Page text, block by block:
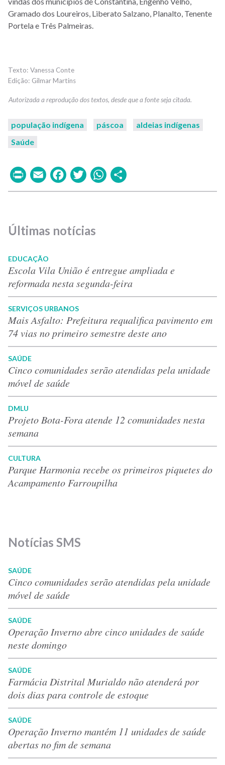
Gramado dos Loureiros, Liberato Salzano, Planalto, Tenente
Portela e Três Palmeiras.
Vanessa Conte
Gilmar Martins
população indígena páscoa
aldeias indígenas
Saúde
PrintEmailFacebook
TwitterWhatsApp
Últimas notícias
EDUCAÇÃO
Escola Vila União é entregue ampliada e
reformada nesta segunda-feira
SERVIÇOS URBANOS
Mais Asfalto: Prefeitura requalifica pavimento em
74 vias no primeiro semestre deste ano
SAÚDE
Cinco comunidades serão atendidas pela unidade
móvel de saúde
DMLU
Projeto Bota-Fora atende 12 comunidades nesta
semana
CULTURA
Parque Harmonia recebe os primeiros piquetes do
Acampamento Farroupilha
Notícias SMS
SAÚDE
Cinco comunidades serão atendidas pela unidade
móvel de saúde
SAÚDE
Operação Inverno abre cinco unidades de saúde
neste domingo
SAÚDE
Farmácia Distrital Murialdo não atenderá por
dois dias para controle de estoque
SAÚDE
Operação Inverno mantém 11 unidades de saúde
abertas no fim de semana